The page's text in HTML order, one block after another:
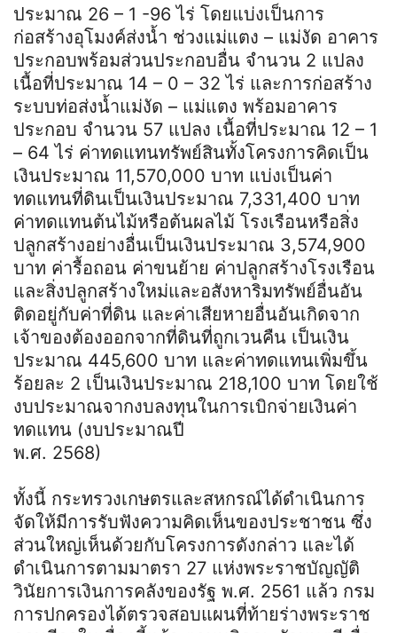
ประมาณ 26 – 1 -96 ไร่ โดยแบ่งเป็นการ
ก่อสร้างอุโมงค์ส่งน้ำ ช่วงแม่แตง – แม่งัด อาคาร
ประกอบพร้อมส่วนประกอบอื่น จำนวน 2 แปลง
เนื้อที่ประมาณ 14 – 0 – 32 ไร่ และการก่อสร้าง
ระบบท่อส่งน้ำแม่งัด – แม่แตง พร้อมอาคาร
ประกอบ จำนวน 57 แปลง เนื้อที่ประมาณ 12 – 1
– 64 ไร่ ค่าทดแทนทรัพย์สินทั้งโครงการคิดเป็น
เงินประมาณ 11,570,000 บาท แบ่งเป็นค่า
ทดแทนที่ดินเป็นเงินประมาณ 7,331,400 บาท
ค่าทดแทนต้นไม้หรือต้นผลไม้ โรงเรือนหรือสิ่ง
ปลูกสร้างอย่างอื่นเป็นเงินประมาณ 3,574,900
บาท ค่ารื้อถอน ค่าขนย้าย ค่าปลูกสร้างโรงเรือน
และสิ่งปลูกสร้างใหม่และอสังหาริมทรัพย์อื่นอัน
ติดอยู่กับค่าที่ดิน และค่าเสียหายอื่นอันเกิดจาก
เจ้าของต้องออกจากที่ดินที่ถูกเวนคืน เป็นเงิน
ประมาณ 445,600 บาท และค่าทดแทนเพิ่มขึ้น
ร้อยละ 2 เป็นเงินประมาณ 218,100 บาท โดยใช้
งบประมาณจากงบลงทุนในการเบิกจ่ายเงินค่า
ทดแทน (งบประมาณปี
พ.ศ. 2568)
ทั้งนี้ กระทรวงเกษตรและสหกรณ์ได้ดำเนินการ
จัดให้มีการรับฟังความคิดเห็นของประชาชน ซึ่ง
ส่วนใหญ่เห็นด้วยกับโครงการดังกล่าว และได้
ดำเนินการตามมาตรา 27 แห่งพระราชบัญญัติ
วินัยการเงินการคลังของรัฐ พ.ศ. 2561 แล้ว กรม
การปกครองได้ตรวจสอบแผนที่ท้ายร่างพระราช